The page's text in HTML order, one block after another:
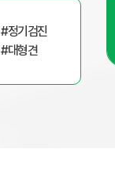
#정기검진
#대형견